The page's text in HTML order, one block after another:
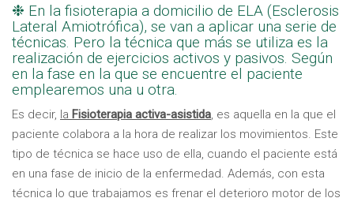
❉ En la fisioterapia a domicilio de ELA (Esclerosis
Lateral Amiotrófica), se van a aplicar una serie de
técnicas. Pero la técnica que más se utiliza es la
realización de ejercicios activos y pasivos. Según
en la fase en la que se encuentre el paciente
emplearemos una u otra.
Es decir, la Fisioterapia activa-asistida, es aquella en la que el
paciente colabora a la hora de realizar los movimientos. Este
tipo de técnica se hace uso de ella, cuando el paciente está
en una fase de inicio de la enfermedad. Además, con esta
técnica lo que trabajamos es frenar el deterioro motor de los